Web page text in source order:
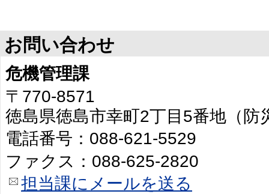
お問い合わせ
危機管理課
〒770-8571
徳島県徳島市幸町2丁目5番地（防
電話番号：088-621-5529
ファクス：088-625-2820
担当課にメールを送る